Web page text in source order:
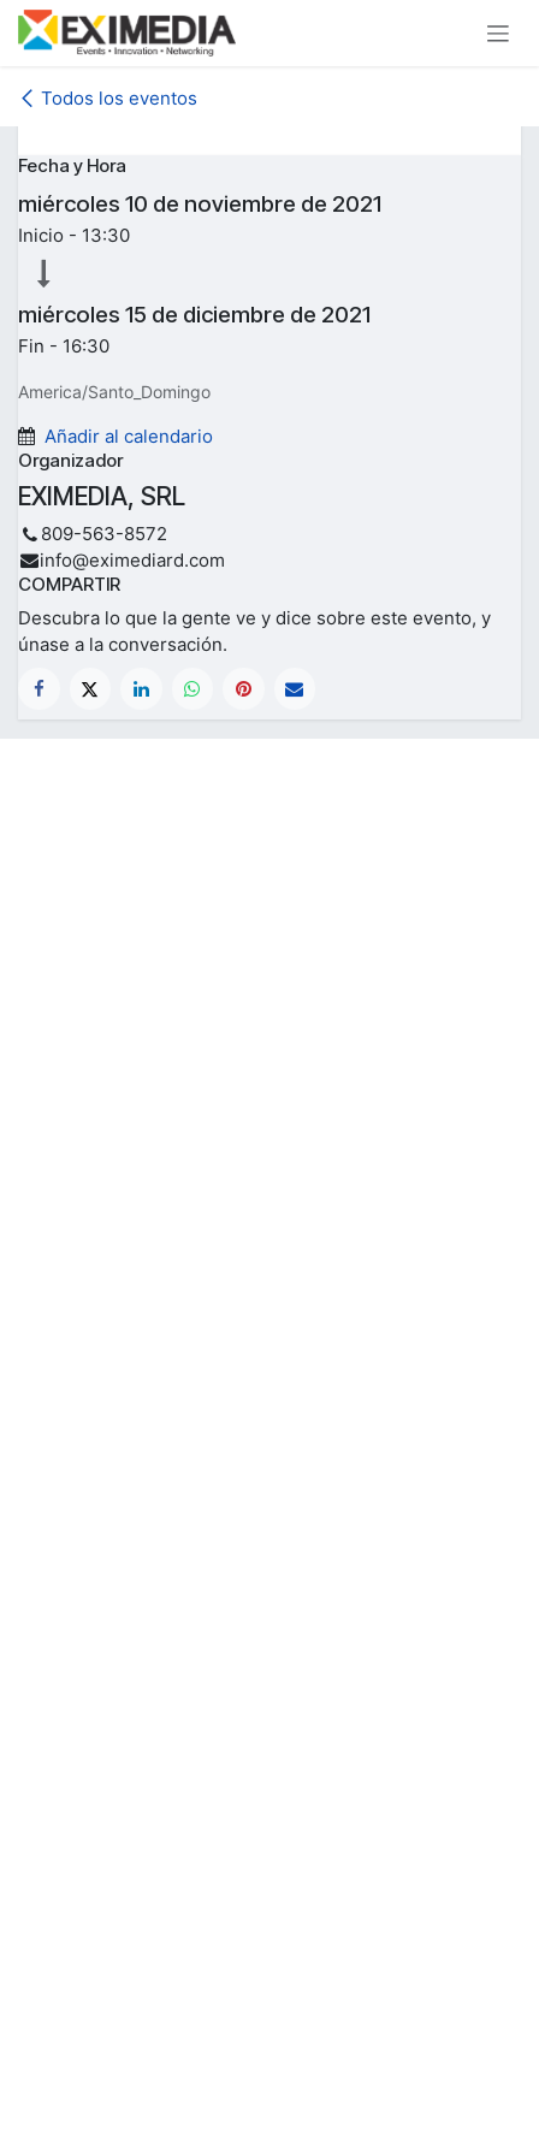
Ir al contenido
Todos los eventos
Fecha y Hora
miércoles 10 de noviembre de 2021
Inicio - 13:30
miércoles 15 de diciembre de 2021
Fin - 16:30
America/Santo_Domingo
Añadir al calendario
Organizador
EXIMEDIA, SRL
809-563-8572
info@eximediard.com
COMPARTIR
Descubra lo que la gente ve y dice sobre este evento, y
únase a la conversación.